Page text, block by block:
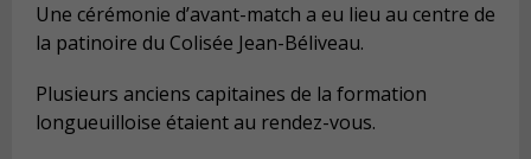
Une cérémonie d’avant-match a eu lieu au centre de
la patinoire du Colisée Jean-Béliveau.
Plusieurs anciens capitaines de la formation
longueuilloise étaient au rendez-vous.